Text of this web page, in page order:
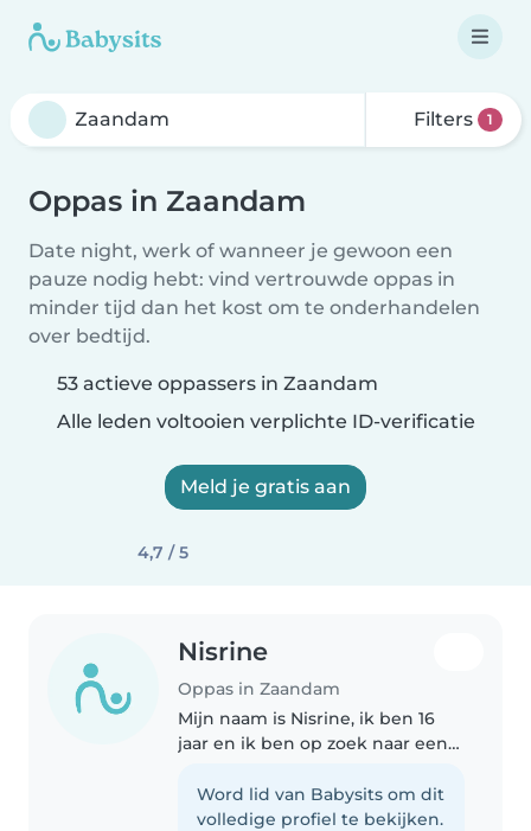
Filters 1
Oppas in Zaandam
Date night, werk of wanneer je gewoon een
pauze nodig hebt: vind vertrouwde oppas in
minder tijd dan het kost om te onderhandelen
over bedtijd.
53 actieve oppassers in Zaandam
Alle leden voltooien verplichte ID-verificatie
Meld je gratis aan
4,7 / 5
Nisrine
Oppas in Zaandam
Mijn naam is Nisrine, ik ben 16
jaar en ik ben op zoek naar een
de opleiding tot gespecialiseerd
pedagogisch medewerker,
Word lid van Babysits om dit
volledige profiel te bekijken.